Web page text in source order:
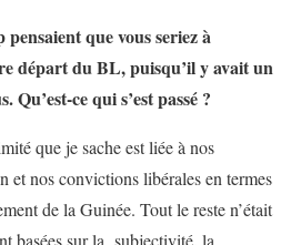
pensaient que vous seriez à
départ du BL, puisqu’il y avait un
ce qui s’est passé ?
que je sache est liée à nos
et nos convictions libérales en termes
de la Guinée. Tout le reste n’était
basées sur la subjectivité, la